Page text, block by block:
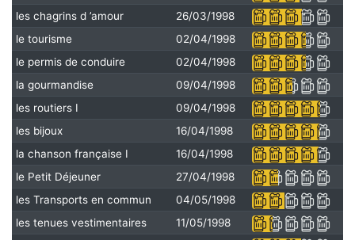
les chagrins d ’amour
26/03/1998
le tourisme
02/04/1998
le permis de conduire
02/04/1998
la gourmandise
09/04/1998
les routiers I
09/04/1998
les bijoux
16/04/1998
la chanson française I
16/04/1998
le Petit Déjeuner
27/04/1998
les Transports en commun
04/05/1998
les tenues vestimentaires
11/05/1998